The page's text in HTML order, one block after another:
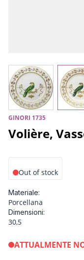
View larger
GINORI 1735
Volière,
Out of stock
Materiale:
Porcellana
Dimensioni:
30,5
ATTUALMENTE